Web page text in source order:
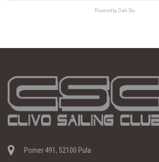
Powered by Dark Sky
Pomer 491, 52100 Pula